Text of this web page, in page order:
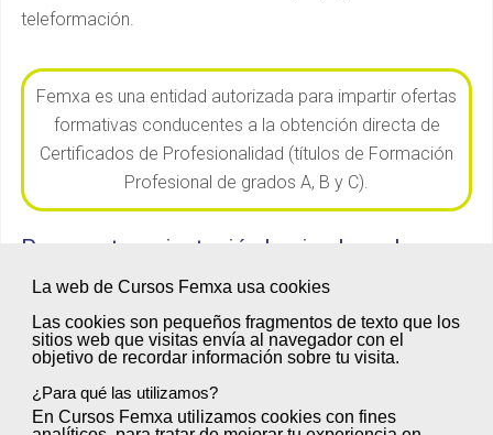
La web de Cursos Femxa usa cookies
Las cookies son pequeños fragmentos de textoque los
sitios web que visitas envía al navegadorcon el
objetivo de recordar información sobre tu visita.
¿Para qué las utilizamos?
En Cursos Femxa utilizamos cookies con fines
teleformación.
Femxa es una entidad autorizada para impartir ofertas
formativas conducentes a la obtención directa de
Certificados de Profesionalidad (títulos de Formación
Profesional de grados A, B y C).
Por nuestra orientación hacia el empleo.
Gestionamos tus prácticas en empresas, gracias a los
acuerdos de colaboración que tenemos con
organizaciones de todos los sectores. Además, somos
agencia oficial de colocación nº: 1200000106, autorizada
por el Servicio Público de Empleo Estatal.